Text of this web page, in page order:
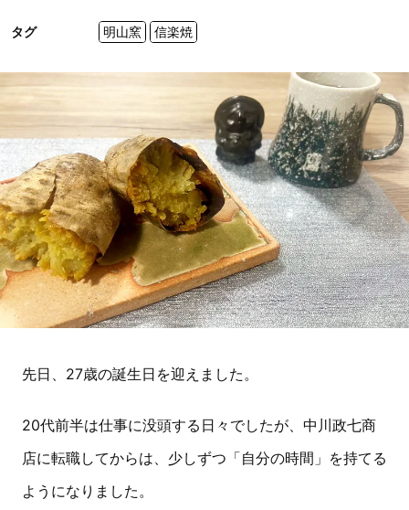
タグ 明山窯 信楽焼
先日、27歳の誕生日を迎えました。
20代前半は仕事に没頭する日々でしたが、中川政七商
店に転職してからは、少しずつ「自分の時間」を持てる
ようになりました。